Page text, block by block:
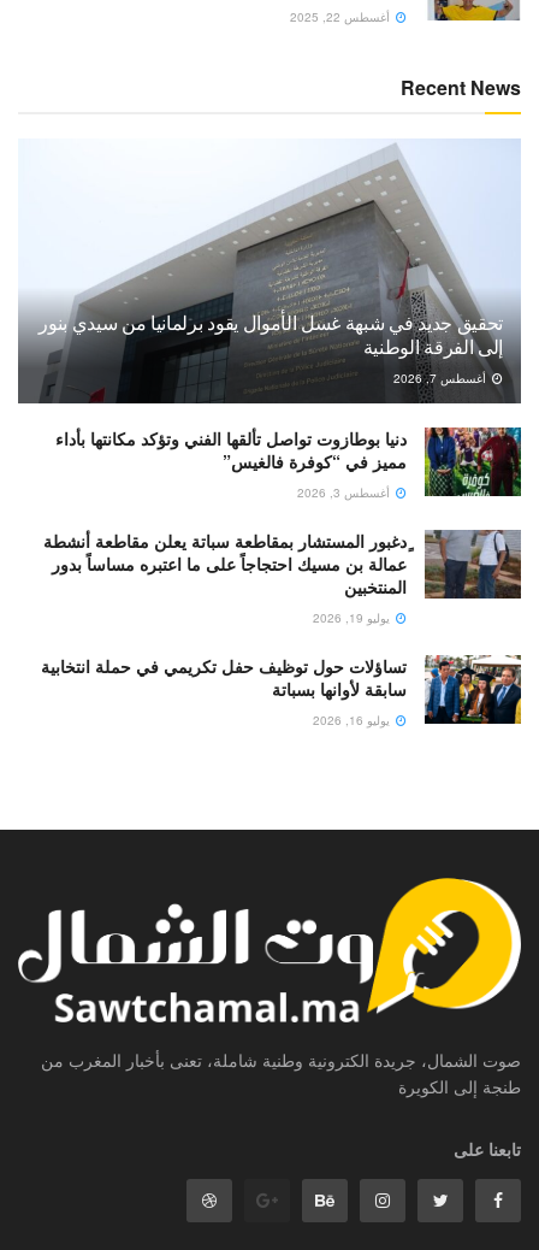
أغسطس 22, 2025
Recent News
تحقيق جديد في شبهة غسل الأموال يقود برلمانيا من سيدي بنور
إلى الفرقة الوطنية
أغسطس 7, 2026
دنيا بوطازوت تواصل تألقها الفني وتؤكد مكانتها بأداء
مميز في “كوفرة فالغيس”
أغسطس 3, 2026
ٍدغبور المستشار بمقاطعة سباتة يعلن مقاطعة أنشطة
عمالة بن مسيك احتجاجاً على ما اعتبره مساساً بدور
المنتخبين
يوليو 19, 2026
تساؤلات حول توظيف حفل تكريمي في حملة انتخابية
سابقة لأوانها بسباتة
يوليو 16, 2026
صوت الشمال، جريدة الكترونية وطنية شاملة، تعنى بأخبار المغرب من
طنجة إلى الكويرة
تابعنا على